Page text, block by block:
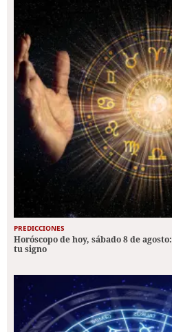
PREDICCIONES
Horóscopo de hoy, sábado 8 de
tu signo